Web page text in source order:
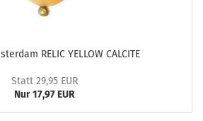
RELIC YELLOW CAL­CI­TE
Statt 29,95 EUR
Nur 17,97 EUR